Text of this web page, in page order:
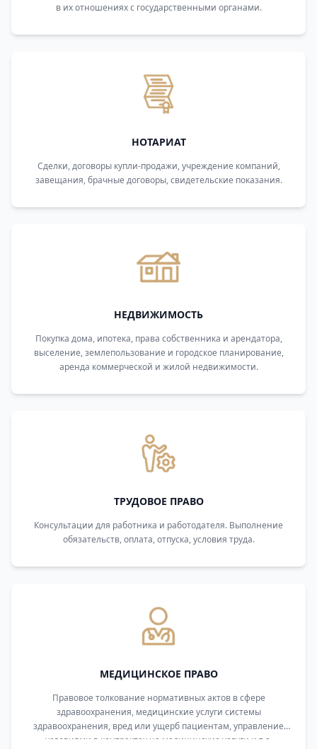
в их отношениях с государственными органами.
НОТАРИАТ
Сделки, договоры купли-продажи, учреждение компаний,
завещания, брачные договоры, свидетельские показания.
НЕДВИЖИМОСТЬ
Покупка дома, ипотека, права собственника и арендатора,
выселение, землепользование и городское планирование,
аренда коммерческой и жилой недвижимости.
ТРУДОВОЕ ПРАВО
Консультации для работника и работодателя. Выполнение
обязательств, оплата, отпуска, условия труда.
МЕДИЦИНСКОЕ ПРАВО
Правовое толкование нормативных актов в сфере
здравоохранения, медицинские услуги системы
здравоохранения, вред или ущерб пациентам, управление
условиями в контрактах на медицинские услуги и т.д.